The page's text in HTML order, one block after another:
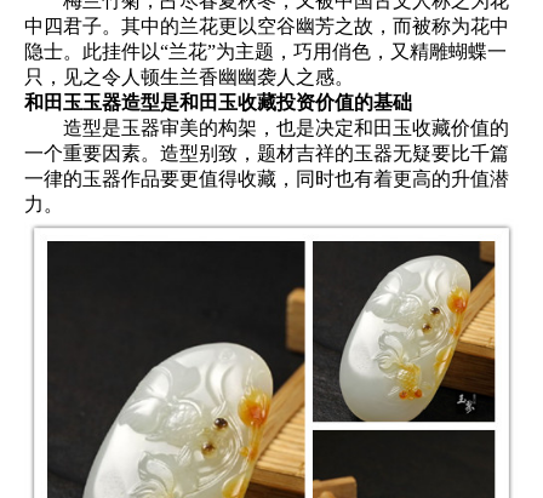
中四君子。其中的兰花更以空谷幽芳之故，而被称为花中
隐士。此挂件以“兰花”为主题，巧用俏色，又精雕蝴蝶一
只，见之令人顿生兰香幽幽袭人之感。
和田玉玉器造型是和田玉收藏投资价值的基础
造型是玉器审美的构架，也是决定和田玉收藏价值的
一个重要因素。造型别致，题材吉祥的玉器无疑要比千篇
一律的玉器作品要更值得收藏，同时也有着更高的升值潜
力。